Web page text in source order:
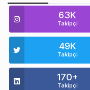
63K
Takipçi
49K
Takipçi
170+
Takipçi